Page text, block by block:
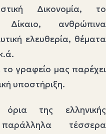
Δικονομία, το
Δίκαιο, ανθρώπινα
ελευθερία, θέματα
γραφείο μας παρέχει
υποστήριξη.
όρια της ελληνικής
τέσσερα